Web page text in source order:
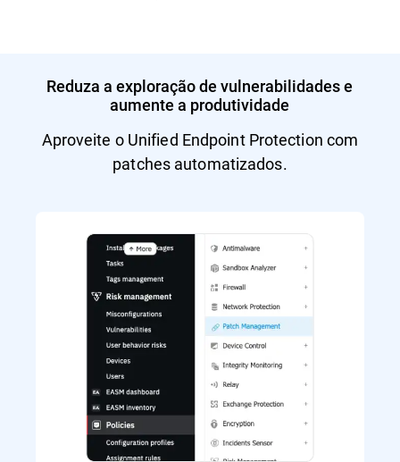
Reduza a exploração de vulnerabilidades e
aumente a produtividade
Aproveite o Unified Endpoint Protection com
patches automatizados.